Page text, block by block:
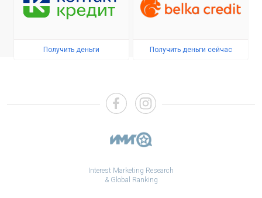
Получить деньги Получить деньги сейчас
Interest Marketing Research
& Global Ranking